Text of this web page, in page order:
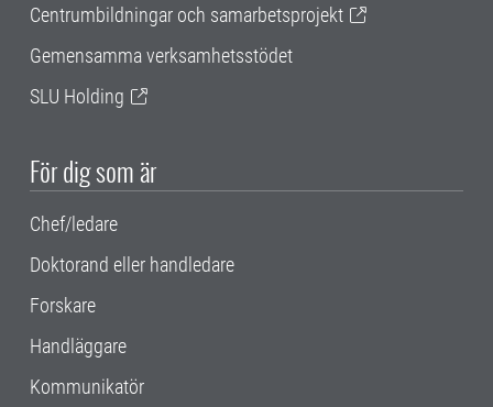
Centrumbildningar och samarbetsprojekt
Gemensamma verksamhetsstödet
SLU Holding
För dig som är
Chef/ledare
Doktorand eller handledare
Forskare
Handläggare
Kommunikatör